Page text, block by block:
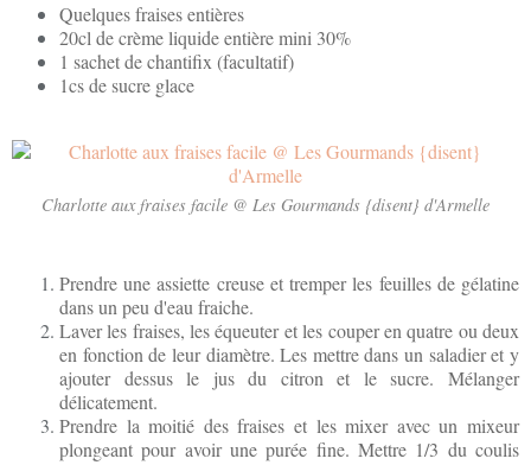
Quelques fraises entières
20cl de crème liquide entière mini 30%
1 sachet de chantifix (facultatif)
1cs de sucre glace
Charlotte aux fraises facile @ Les Gourmands {disent} d'Armelle
Prendre une assiette creuse et tremper les feuilles de gélatine
dans un peu d'eau fraiche.
Laver les fraises, les équeuter et les couper en quatre ou deux
en fonction de leur diamètre. Les mettre dans un saladier et y
ajouter dessus le jus du citron et le sucre. Mélanger
délicatement.
Prendre la moitié des fraises et les mixer avec un mixeur
plongeant pour avoir une purée fine. Mettre 1/3 du coulis